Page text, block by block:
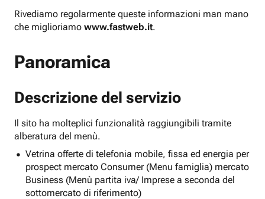
Rivediamo regolarmente queste informazioni man mano
che miglioriamo www.fastweb.it.
Panoramica
Descrizione del servizio
Il sito ha molteplici funzionalità raggiungibili tramite
alberatura del menù.
Vetrina offerte di telefonia mobile, fissa ed energia per
prospect mercato Consumer (Menu famiglia) mercato
Business (Menù partita iva/ Imprese a seconda del
sottomercato di riferimento)